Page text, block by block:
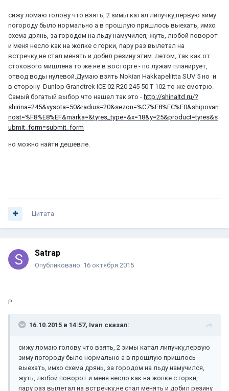
сижу ломаю голову что взять, 2 зимы катал липучку,первую зиму
погороду было нормально а в прошлую пришлось выехать, имхо
схема дрянь, за городом на льду намучился, жуть, любой поворот
и меня несло как на жопке с горки, пару раз вылетал на
встречку,не стал менять и добил резину этим летом, так как от
стокового мишлена то же не в восторге - по лужам планирует,
отвод воды нулевой.Думаю взять Nokian Hakkapeliitta SUV 5 но и
в сторону Dunlop Grandtrek ICE 02 R20 245 50 T 102 то же смотрю.
Самый богатый выбор что нашел так это - http://shinaltd.ru/?
shirina=245&vysota=50&radius=20&sezon=%C7%E8%EC%E0&shipovan
nost=%F8%E8%EF&marka=&tyres_type=&x=18&y=25&product=tyres&s
ubmit_form=submit_form
но можно найти дешевле.
Цитата
Satrap
Опубликовано: 16 октября 2015
P
16.10.2015 в 14:57, Ivan сказал:
сижу ломаю голову что взять, 2 зимы катал липучку,первую
зиму погороду было нормально а в прошлую пришлось
выехать, имхо схема дрянь, за городом на льду намучился,
жуть, любой поворот и меня несло как на жопке с горки,
пару раз вылетал на встречку,не стал менять и добил резину